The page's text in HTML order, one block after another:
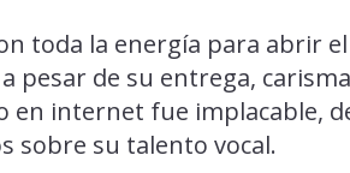
toda la energía para abrir
pesar de su entrega,
en internet fue implacable,
sobre su talento vocal.